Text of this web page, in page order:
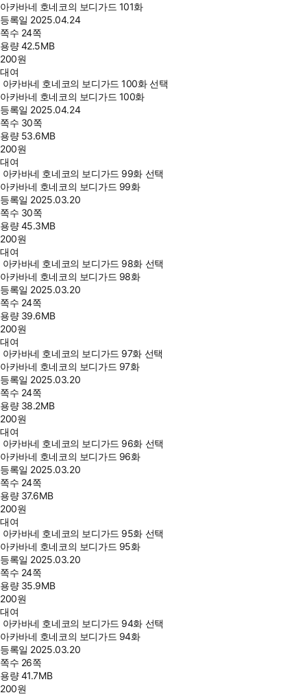
아카바네 호네코의 보디가드 101화
등록일 2025.04.24
쪽수 24쪽
용량42.5MB
200원
대여
아카바네 호네코의 보디가드 100화 선택
아카바네 호네코의 보디가드 100화
등록일 2025.04.24
쪽수 30쪽
용량 53.6MB
200원
대여
아카바네 호네코의 보디가드 99화 선택
아카바네 호네코의 보디가드 99화
등록일 2025.03.20
쪽수 30쪽
용량45.3MB
200원
대여
아카바네 호네코의 보디가드 98화 선택
아카바네 호네코의 보디가드 98화
등록일 2025.03.20
쪽수 24쪽
용량 39.6MB
200원
대여
아카바네 호네코의 보디가드 97화 선택
아카바네 호네코의 보디가드 97화
등록일 2025.03.20
쪽수 24쪽
용량 38.2MB
200원
대여
아카바네 호네코의 보디가드 96화 선택
아카바네 호네코의 보디가드 96화
등록일 2025.03.20
쪽수 24쪽
용량 37.6MB
200원
대여
아카바네 호네코의 보디가드 95화 선택
아카바네 호네코의 보디가드 95화
등록일 2025.03.20
쪽수 24쪽
용량 35.9MB
200원
대여
아카바네 호네코의 보디가드 94화 선택
아카바네 호네코의 보디가드 94화
등록일 2025.03.20
쪽수 26쪽
용량41.7MB
200원